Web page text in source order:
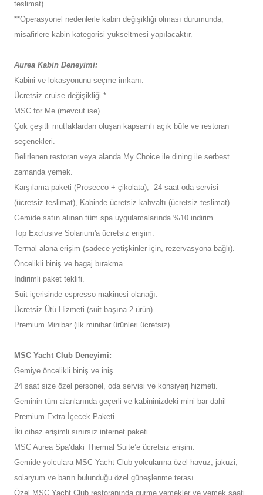
teslimat).
**Operasyonel nedenlerle kabin değişikliği olması durumunda,
misafirlere kabin kategorisi yükseltmesi yapılacaktır.
Aurea Kabin Deneyimi:
Kabini ve lokasyonunu seçme imkanı.
Ücretsiz cruise değişikliği.*
MSC for Me (mevcut ise).
Çok çeşitli mutfaklardan oluşan kapsamlı açık büfe ve restoran
seçenekleri.
Belirlenen restoran veya alanda My Choice ile dining ile serbest
zamanda yemek.
Karşılama paketi (Prosecco + çikolata), 24 saat oda servisi
(ücretsiz teslimat), Kabinde ücretsiz kahvaltı (ücretsiz teslimat).
Gemide satın alınan tüm spa uygulamalarında %10 indirim.
Top Exclusive Solarium'a ücretsiz erişim.
Termal alana erişim (sadece yetişkinler için, rezervasyona bağlı).
Öncelikli biniş ve bagaj bırakma.
İndirimli paket teklifi.
Süit içerisinde espresso makinesi olanağı.
Ücretsiz Ütü Hizmeti (süit başına 2 ürün)
Premium Minibar (ilk minibar ürünleri ücretsiz)
MSC Yacht Club Deneyimi:
Gemiye öncelikli biniş ve iniş.
24 saat size özel personel, oda servisi ve konsiyerj hizmeti.
Geminin tüm alanlarında geçerli ve kabininizdeki mini bar dahil
Premium Extra İçecek Paketi.
İki cihaz erişimli sınırsız internet paketi.
MSC Aurea Spa’daki Thermal Suite’e ücretsiz erişim.
Gemide yolculara MSC Yacht Club yolcularına özel havuz, jakuzi,
solaryum ve barın bulunduğu özel güneşlenme terası.
Özel MSC Yacht Club restoranında gurme yemekler ve yemek saati